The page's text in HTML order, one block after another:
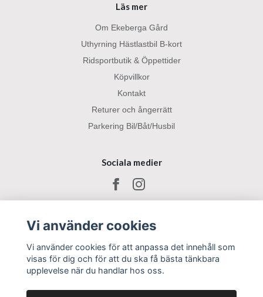
Läs mer
Om Ekeberga Gård
Uthyrning Hästlastbil B-kort
Ridsportbutik & Öppettider
Köpvillkor
Kontakt
Returer och ångerrätt
Parkering Bil/Båt/Husbil
Sociala medier
Vi använder cookies
Vi använder cookies för att anpassa det innehåll som
visas för dig och för att du ska få bästa tänkbara
upplevelse när du handlar hos oss.